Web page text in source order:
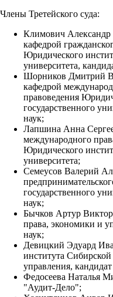
Члены Третейского суда:
Климович
кафедрой
Юридического
университета,
Шорников Дмитрий
кафедрой
правоведения
государственного
наук;
Лапшина Анна
международного
Юридического
университета;
Семеусов Валерий
государственного
наук;
Бычков Артур
права, экономики и
наук;
Девицкий Эдуард
института
управления,
Федосеева Наталья
"Аудит-Дело";